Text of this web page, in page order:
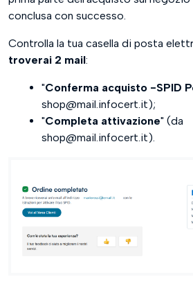
conclusa con successo.
Controlla la tua casella di posta
troverai 2 mail:
"Conferma acquisto -SPID
shop@mail.infocert.it);
"Completa attivazione" (da
shop@mail.infocert.it).